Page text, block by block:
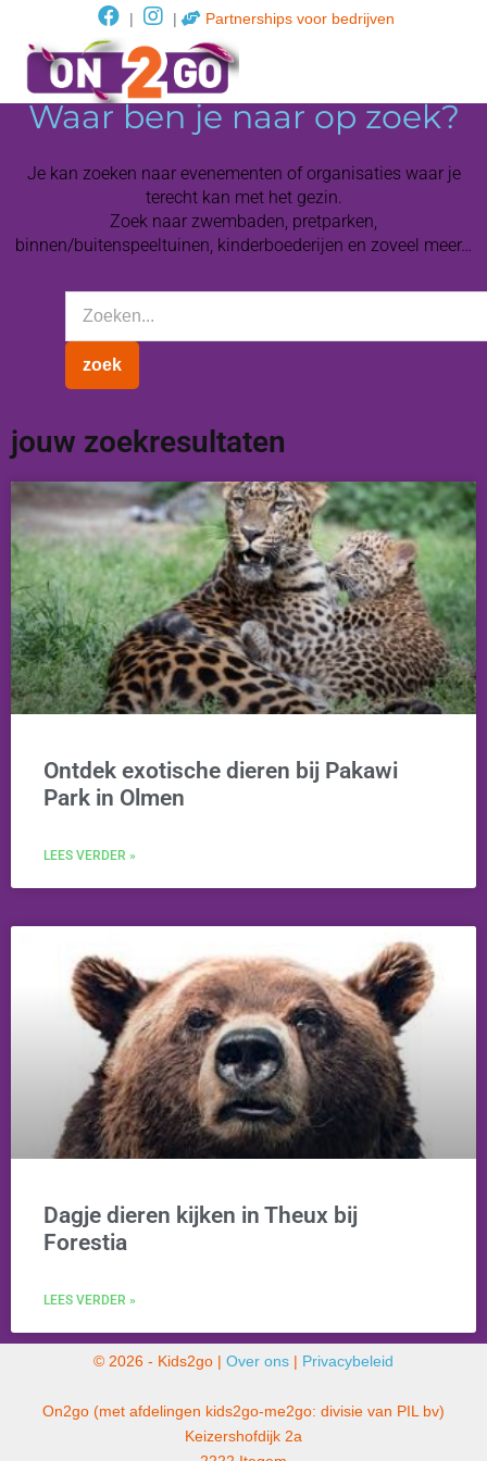
| | Partnerships voor bedrijven
Waar ben je naar op zoek?
Je kan zoeken naar evenementen of organisaties waar je
terecht kan met het gezin.
Zoek naar zwembaden, pretparken,
binnen/buitenspeeltuinen, kinderboederijen en zoveel meer…
jouw zoekresultaten
Ontdek exotische dieren bij Pakawi
Park in Olmen
LEES VERDER »
Dagje dieren kijken in Theux bij
Forestia
LEES VERDER »
© 2026 - Kids2go | Over ons | Privacybeleid
On2go (met afdelingen kids2go-me2go: divisie van PIL bv)
Keizershofdijk 2a